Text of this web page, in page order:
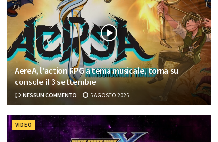
AereA, l’action RPG a tema musicale, torna su
console il 3 settembre
NESSUN COMMENTO 6 AGOSTO 2026
VIDEO